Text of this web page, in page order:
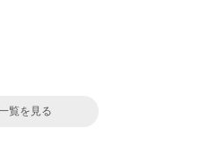
覧を見る